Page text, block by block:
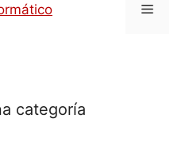
Menú
categoría